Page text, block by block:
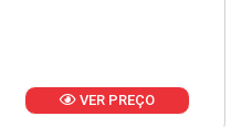
VER PREÇO